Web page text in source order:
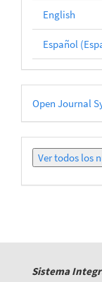
English
Español
por
Open Journal
Ver
todos
Sistema